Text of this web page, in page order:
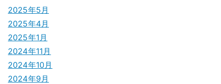
2025年5月
2025年4月
2025年1月
2024年11月
2024年10月
2024年9月